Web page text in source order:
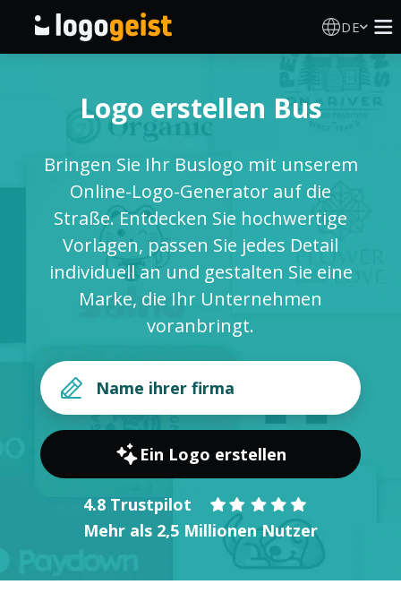
DE
KI Logo Generator
Logo Ideen
Druckprodukte
Über
ANMELDEN
Logo erstellen Bus
Bringen Sie Ihr Buslogo mit unserem
Online-Logo-Generator auf die
Straße. Entdecken Sie hochwertige
Vorlagen, passen Sie jedes Detail
individuell an und gestalten Sie eine
Marke, die Ihr Unternehmen
voranbringt.
Ein Logo erstellen
4.8 Trustpilot
Mehr als 2,5 Millionen Nutzer